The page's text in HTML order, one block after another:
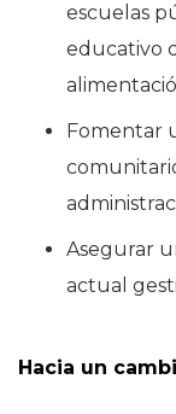
escuelas
educativo
Fomentar
Asegurar
actual
Hacia un